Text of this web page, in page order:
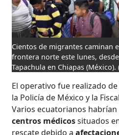
Cientos de migrantes caminan
frontera norte este lunes,
Tapachula en Chiapas (México).
El operativo fue realizado
la Policía de México y la
Varios ecuatorianos habrían
centros médicossituados
rescate debido a